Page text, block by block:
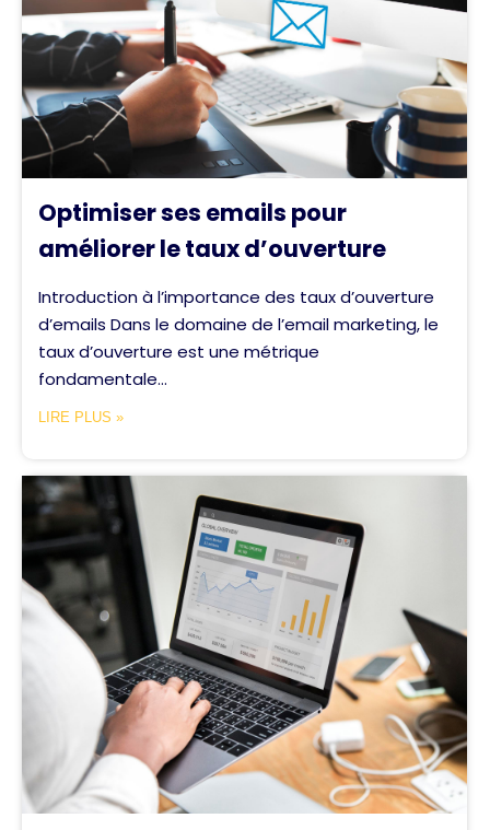
Optimiser ses emails pour
améliorer le taux d’ouverture
Introduction à l’importance des taux d’ouverture
d’emails Dans le domaine de l’email marketing, le
taux d’ouverture est une métrique
fondamentale...
LIRE PLUS »